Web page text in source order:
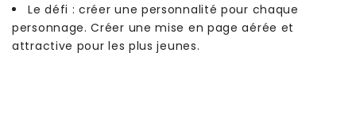
Le défi : créer une personnalité pour chaque
personnage. Créer une mise en page aérée et
attractive pour les plus jeunes.